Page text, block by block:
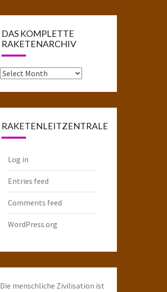
DAS KOMPLETTE
RAKETENARCHIV
Das
RAKETENLEITZENTRALE
Log in
Entries feed
Comments feed
WordPress.org
Die menschliche Zivilisation ist